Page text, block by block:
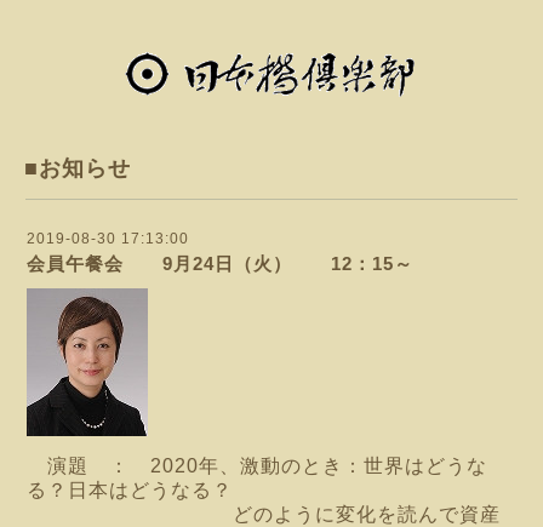
■お知らせ
2019-08-30 17:13:00
会員午餐会 9月24日（火） 12：15～
演題 ： 2020年、激動のとき：世界はどうな
る？日本はどうなる？
どのように変化を読んで資産